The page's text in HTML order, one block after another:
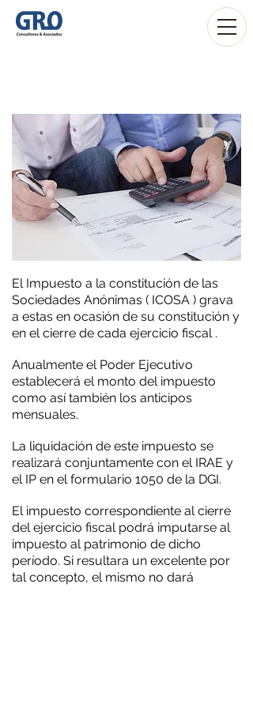
El Impuesto a la constitución de las
Sociedades Anónimas ( ICOSA ) grava
a estas en ocasión de su constitución y
en el cierre de cada ejercicio fiscal .
Anualmente el Poder Ejecutivo
establecerá el monto del impuesto
como así también los anticipos
mensuales.
La liquidación de este impuesto se
realizará conjuntamente con el IRAE y
el IP en el formulario 1050 de la DGI.
El impuesto correspondiente al cierre
del ejercicio fiscal podrá imputarse al
impuesto al patrimonio de dicho
período. Si resultara un excelente por
tal concepto, el mismo no dará